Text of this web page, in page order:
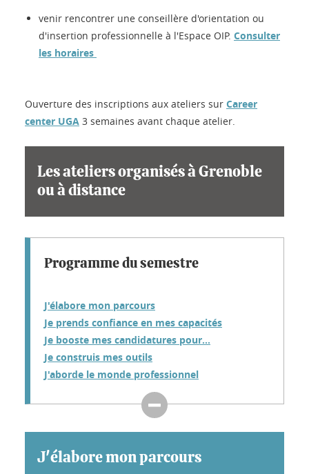
venir rencontrer une conseillère d'orientation ou
d'insertion professionnelle à l'Espace OIP. Consulter
les horaires
Ouverture des inscriptions aux ateliers sur Career
center UGA 3 semaines avant chaque atelier.
Les ateliers organisés à Grenoble
ou à distance
Programme du semestre
J'élabore mon parcours
Je prends confiance en mes capacités
Je booste mes candidatures pour...
Je construis mes outils
J'aborde le monde professionnel
J'élabore mon parcours